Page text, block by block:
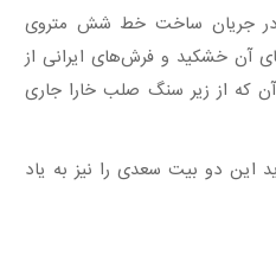
در جریان ساخت خط شش متروی
آن خشکید و فرش‌های ایرانی از
که از زیر سنگ صلب خارا جاری
این دو بیت سعدی را نیز به یاد